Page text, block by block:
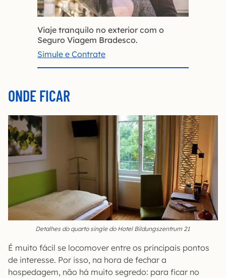
Viaje tranquilo no exterior com o
Seguro Viagem Bradesco.
Simule e Contrate
ONDE FICAR
Detalhes do quarto single do Hotel Bildungszentrum 21
É muito fácil se locomover entre os principais pontos
de interesse. Por isso, na hora de fechar a
hospedagem, não há muito segredo: para ficar no